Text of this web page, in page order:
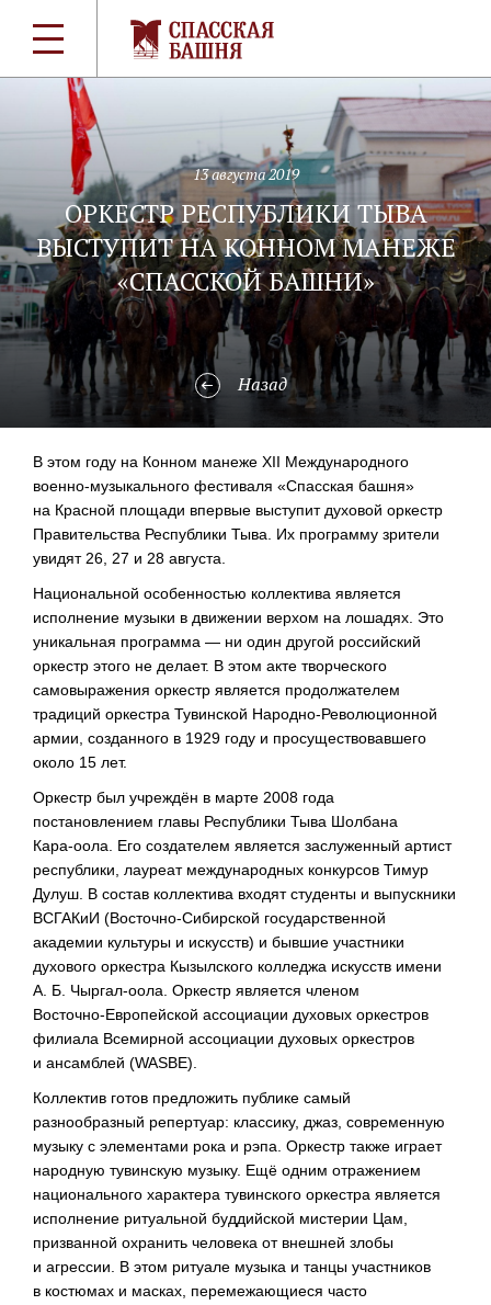
13 августа 2019
ОРКЕСТР РЕСПУБЛИКИ ТЫВА
ВЫСТУПИТ НА КОННОМ МАНЕЖЕ
«СПАССКОЙ БАШНИ»
Назад
В этом году на Конном манеже XII Международного
военно-музыкального фестиваля «Спасская башня»
на Красной площади впервые выступит духовой оркестр
Правительства Республики Тыва. Их программу зрители
увидят 26, 27 и 28 августа.
Национальной особенностью коллектива является
исполнение музыки в движении верхом на лошадях. Это
уникальная программа — ни один другой российский
оркестр этого не делает. В этом акте творческого
самовыражения оркестр является продолжателем
традиций оркестра Тувинской Народно-Революционной
армии, созданного в 1929 году и просуществовавшего
около 15 лет.
Оркестр был учреждён в марте 2008 года
постановлением главы Республики Тыва Шолбана
Кара-оола . Его создателем является заслуженный артист
республики, лауреат международных конкурсов Тимур
Дулуш. В состав коллектива входят студенты и выпускники
ВСГАКиИ (Восточно-Сибирской государственной
академии культуры и искусств) и бывшие участники
духового оркестра Кызылского колледжа искусств имени
А. Б. Чыргал-оола. Оркестр является членом
Восточно-Европейской ассоциации духовых оркестров
филиала Всемирной ассоциации духовых оркестров
и ансамблей (WASBE).
Коллектив готов предложить публике самый
разнообразный репертуар: классику, джаз, современную
музыку с элементами рока и рэпа. Оркестр также играет
народную тувинскую музыку. Ещё одним отражением
национального характера тувинского оркестра является
исполнение ритуальной буддийской мистерии Цам,
призванной охранить человека от внешней злобы
и агрессии. В этом ритуале музыка и танцы участников
в костюмах и масках, перемежающиеся часто